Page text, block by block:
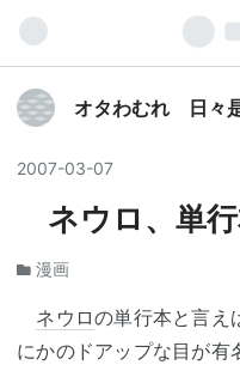
オタわむれ 日々
2007-03-07
ネウロ、単行
漫画
ネウロの単行本と言え
にかのドアップな目が有